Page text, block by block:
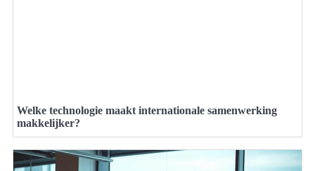
Welke technologie maakt internationale samenwerking
makkelijker?